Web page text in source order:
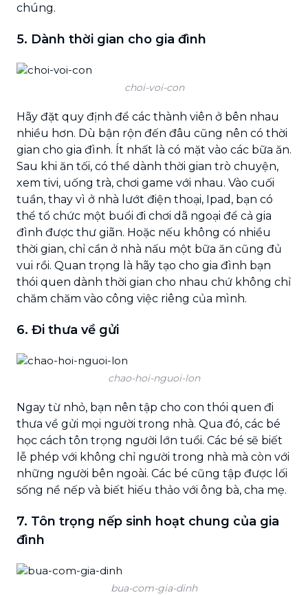
chúng.
5. Dành thời gian cho gia đình
choi-voi-con
Hãy đặt quy định để các thành viên ở bên nhau
nhiều hơn. Dù bận rộn đến đâu cũng nên có thời
gian cho gia đình. Ít nhất là có mặt vào các bữa ăn.
Sau khi ăn tối, có thể dành thời gian trò chuyện,
xem tivi, uống trà, chơi game với nhau. Vào cuối
tuần, thay vì ở nhà lướt điện thoại, Ipad, bạn có
thể tổ chức một buổi đi chơi dã ngoại để cả gia
đình được thư giãn. Hoặc nếu không có nhiều
thời gian, chỉ cần ở nhà nấu một bữa ăn cũng đủ
vui rồi. Quan trọng là hãy tạo cho gia đình bạn
thói quen dành thời gian cho nhau chứ không chỉ
chăm chăm vào công việc riêng của mình.
6. Đi thưa về gửi
chao-hoi-nguoi-lon
Ngay từ nhỏ, bạn nên tập cho con thói quen đi
thưa về gửi mọi người trong nhà. Qua đó, các bé
học cách tôn trọng người lớn tuổi. Các bé sẽ biết
lễ phép với không chỉ người trong nhà mà còn với
những người bên ngoài. Các bé cũng tập được lối
sống nề nếp và biết hiếu thảo với ông bà, cha mẹ.
7. Tôn trọng nếp sinh hoạt chung của gia
đình
bua-com-gia-dinh